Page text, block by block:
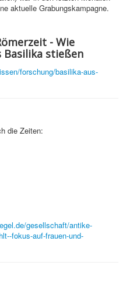
aktuelle Grabungskampagne.
- Wie
Basilika stießen
forschung/basilika-aus-
die Zeiten:
gesellschaft/antike-
fokus-auf-frauen-und-